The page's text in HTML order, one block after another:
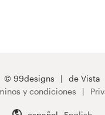
© 99designs
de Vista
y condiciones